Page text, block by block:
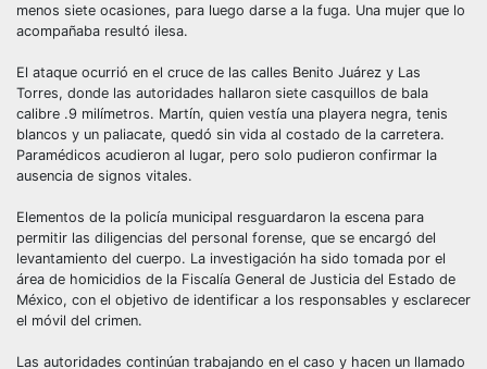
menos siete ocasiones, para luego darse a la fuga. Una mujer que lo
acompañaba resultó ilesa.
El ataque ocurrió en el cruce de las calles Benito Juárez y Las
Torres, donde las autoridades hallaron siete casquillos de bala
calibre .9 milímetros. Martín, quien vestía una playera negra, tenis
blancos y un paliacate, quedó sin vida al costado de la carretera.
Paramédicos acudieron al lugar, pero solo pudieron confirmar la
ausencia de signos vitales.
Elementos de la policía municipal resguardaron la escena para
permitir las diligencias del personal forense, que se encargó del
levantamiento del cuerpo. La investigación ha sido tomada por el
área de homicidios de la Fiscalía General de Justicia del Estado de
México, con el objetivo de identificar a los responsables y esclarecer
el móvil del crimen.
Las autoridades continúan trabajando en el caso y hacen un llamado